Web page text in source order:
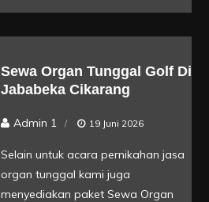
Sewa Organ Tunggal Golf Di
Jababeka Cikarang
Admin 1 19 Juni 2026
Selain untuk acara pernikahan jasa
organ tunggal kami juga
menyediakan paket Sewa Organ